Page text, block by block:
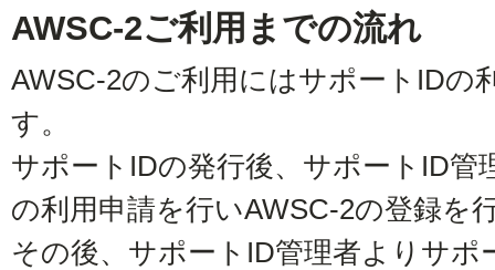
AWSC-2ご利用までの流れ
AWSC-2のご利用にはサポートIDの
す。
サポートIDの発行後、サポートID管
の利用申請を行いAWSC-2の登録を
その後、サポートID管理者よりサポ